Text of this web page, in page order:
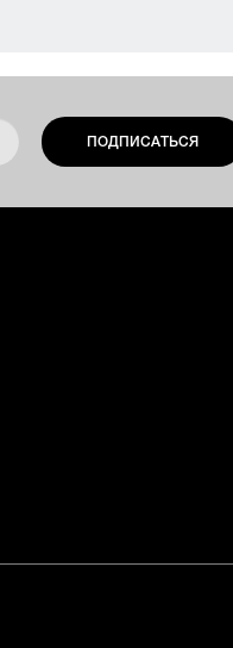
ПОДПИСАТЬСЯ